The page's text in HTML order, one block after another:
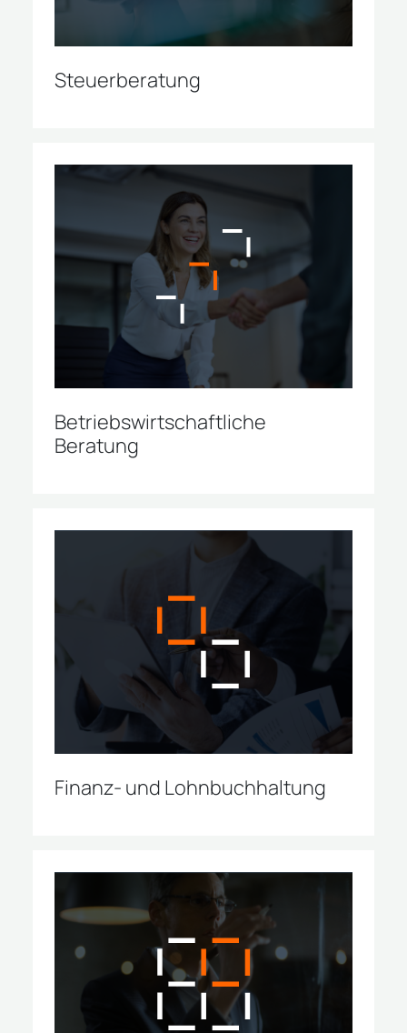
Steuerberatung
Betriebswirtschaftliche
Beratung
Finanz- und Lohnbuchhaltung